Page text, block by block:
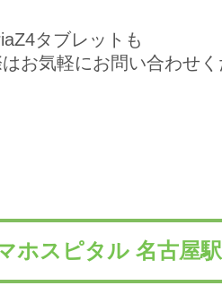
タブレットも
お気軽にお問い合わせ
ホスピタル 名古屋